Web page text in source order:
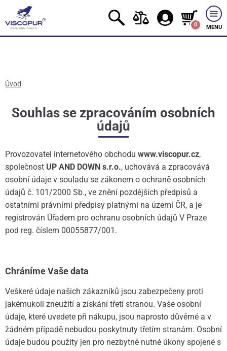
0 MENU
Úvod
Souhlas se zpracováním osobních
údajů
Provozovatel internetového obchodu www.viscopur.cz,
společnost UP AND DOWN s.r.o., uchovává a zpracovává
osobní údaje v souladu se zákonem o ochraně osobních
údajů č. 101/2000 Sb., ve znění pozdějších předpisů a
ostatními právními předpisy platnými na území ČR, a je
registrován Úřadem pro ochranu osobních údajů V Praze
pod reg. číslem 00055877/001.
Chráníme Vaše data
Veškeré údaje našich zákazníků jsou zabezpečeny proti
jakémukoli zneužití a získání třetí stranou. Vaše osobní
údaje, které uvedete při nákupu, jsou naprosto důvěrné a v
žádném případě nebudou poskytnuty třetím stranám. Osobní
údaje budou použity jen pro nezbytně nutné úkony spojené s